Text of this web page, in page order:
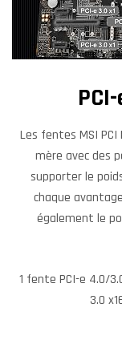
Les fentes MSI
mère avec des
supporter le
chaque
également le
1 fente PCI-e 4.0/
3.0